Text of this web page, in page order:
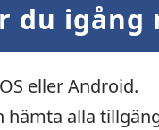
du igång
eller Android.
hämta alla